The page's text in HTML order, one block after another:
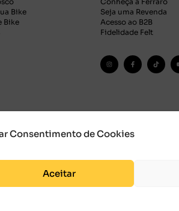
Consentimento de Cookies
Aceitar
Bike
Bike
Seja uma Revenda
Acesso ao B2B
Fidelidade Felt